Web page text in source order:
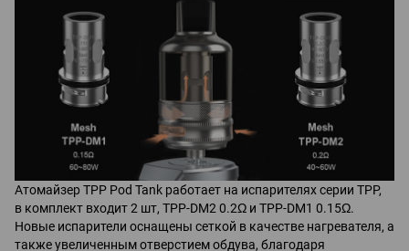
Атомайзер TPP Pod Tank работает на испарителях серии TPP,
в комплект входит 2 шт, TPP-DM2 0.2Ω и TPP-DM1 0.15Ω.
Новые испарители оснащены сеткой в качестве нагревателя, а
также увеличенным отверстием обдува, благодаря